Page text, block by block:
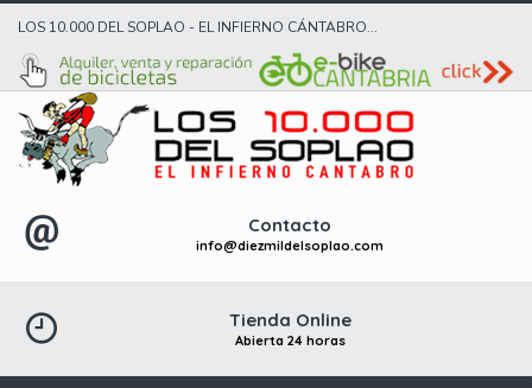
LOS 10.000 DEL SOPLAO - EL INFIERNO CÁNTABRO...
Contacto
info@diezmildelsoplao.com
Tienda Online
Abierta 24 horas